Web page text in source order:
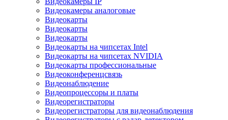
Видеокамеры аналоговые
Видеокарты
Видеокарты
Видеокарты
Видеокарты на чипсетах Intel
Видеокарты на чипсетах NVIDIA
Видеокарты профессиональные
Видеоконференцсвязь
Видеонаблюдение
Видеопроцессоры и платы
Видеорегистраторы
Видеорегистраторы для видеонаблюдения